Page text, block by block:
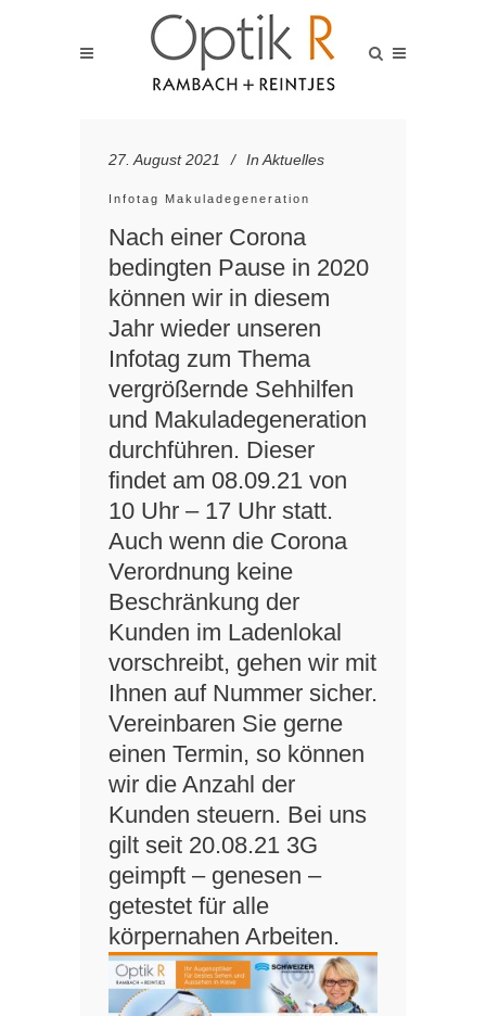
27. August 2021 In Aktuelles
Infotag Makuladegeneration
Nach einer Corona
bedingten Pause in 2020
können wir in diesem
Jahr wieder unseren
Infotag zum Thema
vergrößernde Sehhilfen
und Makuladegeneration
durchführen. Dieser
findet am 08.09.21 von
10 Uhr – 17 Uhr statt.
Auch wenn die Corona
Verordnung keine
Beschränkung der
Kunden im Ladenlokal
vorschreibt, gehen wir mit
Ihnen auf Nummer sicher.
Vereinbaren Sie gerne
einen Termin, so können
wir die Anzahl der
Kunden steuern. Bei uns
gilt seit 20.08.21 3G
geimpft – genesen –
getestet für alle
körpernahen Arbeiten.